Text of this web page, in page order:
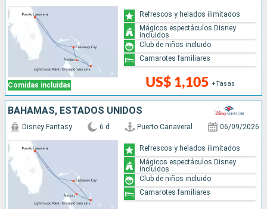
Comidas incluidas US$ 1,105 +Tasas
Refrescos y helados ilimitados
Mágicos espectáculos Disney
incluidos
Club de niños incluido
Camarotes familiares
BAHAMAS, ESTADOS UNIDOS
Disney Fantasy 6 d Puerto Canaveral 06/09/2026
Refrescos y helados ilimitados
Mágicos espectáculos Disney
incluidos
Club de niños incluido
Camarotes familiares